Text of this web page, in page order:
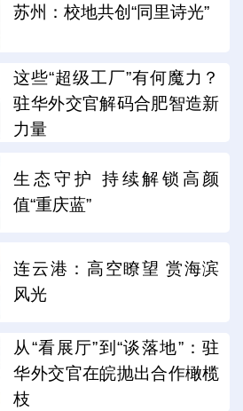
苏州：校地共创“同里诗光”
这些“超级工厂”有何魔力？
驻华外交官解码合肥智造新
力量
生态守护 持续解锁高颜
值“重庆蓝”
连云港：高空瞭望 赏海滨
风光
从“看展厅”到“谈落地”：驻
华外交官在皖抛出合作橄榄
枝